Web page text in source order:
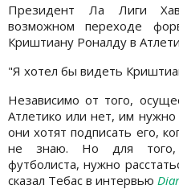
Президент Ла Лиги
возможном переходе
Криштиану Роналду в
"Я хотел бы видеть
Независимо от того,
Атлетико или нет, им нужно
они хотят подписать его,
не знаю. Но для того,
футболиста, нужно
сказал Тебас в интервью